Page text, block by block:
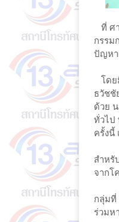
ที่ ศ
กรรม
ปัญหา
โดย
ธวัชชั
ด้วย
ทั่วไป
ครั้งนี้
สำหรั
จากโ
กลุ่มที่
ร่วมห